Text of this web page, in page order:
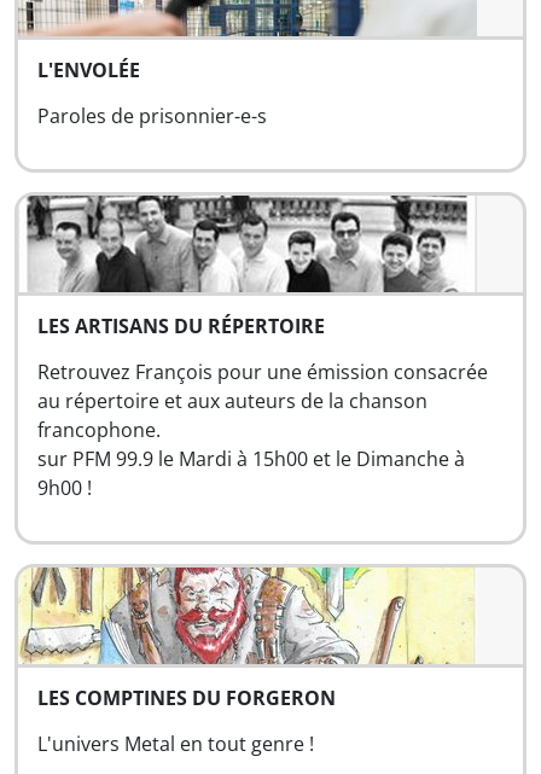
L'ENVOLÉE
Paroles de prisonnier-e-s
LES ARTISANS DU RÉPERTOIRE
Retrouvez François pour une émission consacrée
au répertoire et aux auteurs de la chanson
francophone.
sur PFM 99.9 le Mardi à 15h00 et le Dimanche à
9h00 !
LES COMPTINES DU FORGERON
L'univers Metal en tout genre !